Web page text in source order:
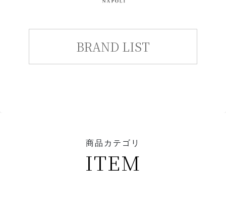
BRAND LIST
商品カテゴリ
ITEM